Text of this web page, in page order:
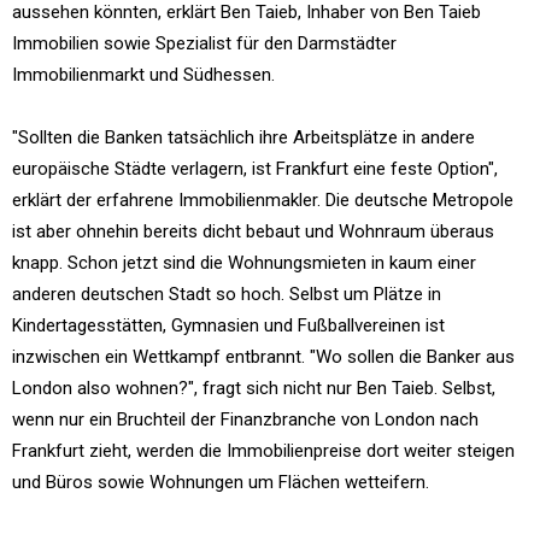
aussehen könnten, erklärt Ben Taieb, Inhaber von Ben Taieb
Immobilien sowie Spezialist für den Darmstädter
Immobilienmarkt und Südhessen.
"Sollten die Banken tatsächlich ihre Arbeitsplätze in andere
europäische Städte verlagern, ist Frankfurt eine feste Option",
erklärt der erfahrene Immobilienmakler. Die deutsche Metropole
ist aber ohnehin bereits dicht bebaut und Wohnraum überaus
knapp. Schon jetzt sind die Wohnungsmieten in kaum einer
anderen deutschen Stadt so hoch. Selbst um Plätze in
Kindertagesstätten, Gymnasien und Fußballvereinen ist
inzwischen ein Wettkampf entbrannt. "Wo sollen die Banker aus
London also wohnen?", fragt sich nicht nur Ben Taieb. Selbst,
wenn nur ein Bruchteil der Finanzbranche von London nach
Frankfurt zieht, werden die Immobilienpreise dort weiter steigen
und Büros sowie Wohnungen um Flächen wetteifern.